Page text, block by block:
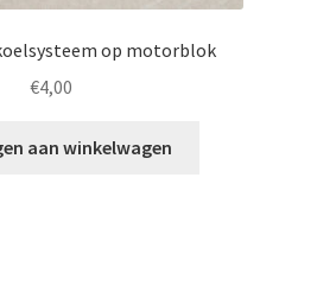
op motorblok
€4,00
aan winkelwagen